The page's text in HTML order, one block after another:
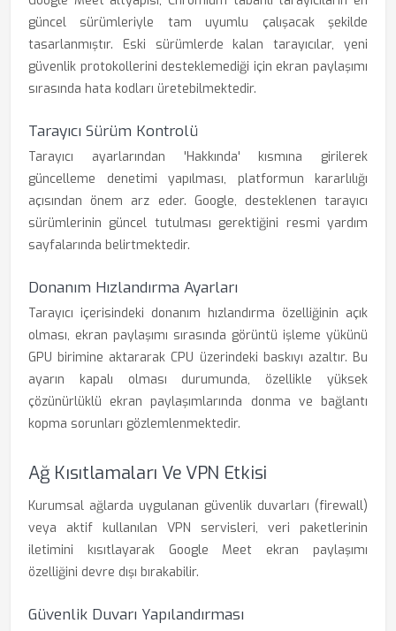
güncel sürümleriyle tam uyumlu çalışacak şekilde
tasarlanmıştır. Eski sürümlerde kalan tarayıcılar, yeni
güvenlik protokollerini desteklemediği için ekran paylaşımı
sırasında hata kodları üretebilmektedir.
Tarayıcı Sürüm Kontrolü
Tarayıcı ayarlarından 'Hakkında' kısmına girilerek
güncelleme denetimi yapılması, platformun kararlılığı
açısından önem arz eder. Google, desteklenen tarayıcı
sürümlerinin güncel tutulması gerektiğini resmi yardım
sayfalarında belirtmektedir.
Donanım Hızlandırma Ayarları
Tarayıcı içerisindeki donanım hızlandırma özelliğinin açık
olması, ekran paylaşımı sırasında görüntü işleme yükünü
GPU birimine aktararak CPU üzerindeki baskıyı azaltır. Bu
ayarın kapalı olması durumunda, özellikle yüksek
çözünürlüklü ekran paylaşımlarında donma ve bağlantı
kopma sorunları gözlemlenmektedir.
Ağ Kısıtlamaları Ve VPN Etkisi
Kurumsal ağlarda uygulanan güvenlik duvarları (firewall)
veya aktif kullanılan VPN servisleri, veri paketlerinin
iletimini kısıtlayarak Google Meet ekran paylaşımı
özelliğini devre dışı bırakabilir.
Güvenlik Duvarı Yapılandırması